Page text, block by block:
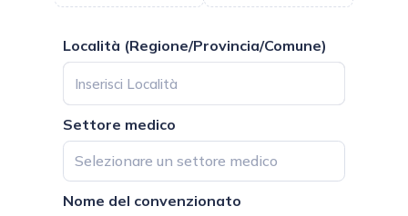
Località (Regione/Provincia/Comune)
Settore medico
Selezionare un settore medico
Nome del convenzionato